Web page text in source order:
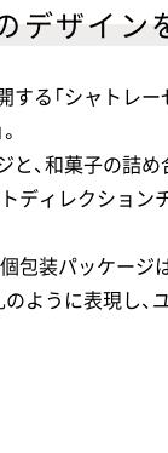
デザイン
る「シャトレ
、和菓子の詰
ディレクション
個包装パッケー
ように表現し